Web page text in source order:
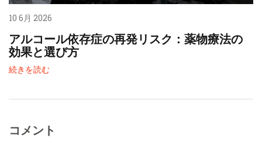
10 6月 2026
アルコール依存症の再発リスク：薬物療法の
効果と選び方
続きを読む
コメント